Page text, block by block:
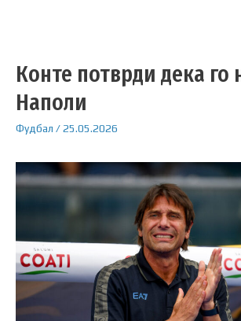
Конте потврди дека го
Наполи
Фудбал /25.05.2026